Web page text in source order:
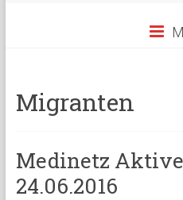
Migranten
Medinetz
24.06.2016